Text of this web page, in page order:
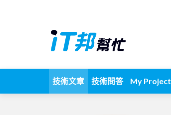
技術文章 技術問答 My Project